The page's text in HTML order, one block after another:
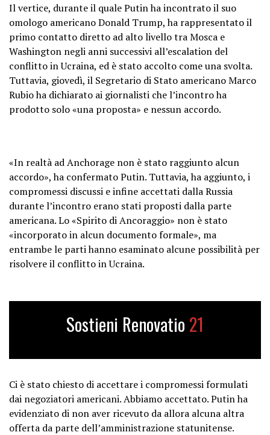
Il vertice, durante il quale Putin ha incontrato il suo
omologo americano Donald Trump, ha rappresentato il
primo contatto diretto ad alto livello tra Mosca e
Washington negli anni successivi all’escalation del
conflitto in Ucraina, ed è stato accolto come una svolta.
Tuttavia, giovedì, il Segretario di Stato americano Marco
Rubio ha dichiarato ai giornalisti che l’incontro ha
prodotto solo «una proposta» e nessun accordo.
«In realtà ad Anchorage non è stato raggiunto alcun
accordo», ha confermato Putin. Tuttavia, ha aggiunto, i
compromessi discussi e infine accettati dalla Russia
durante l’incontro erano stati proposti dalla parte
americana. Lo «Spirito di Ancoraggio» non è stato
«incorporato in alcun documento formale», ma
entrambe le parti hanno esaminato alcune possibilità per
risolvere il conflitto in Ucraina.
Sostieni Renovatio 21
Ci è stato chiesto di accettare i compromessi formulati
dai negoziatori americani. Abbiamo accettato. Putin ha
evidenziato di non aver ricevuto da allora alcuna altra
offerta da parte dell’amministrazione statunitense.